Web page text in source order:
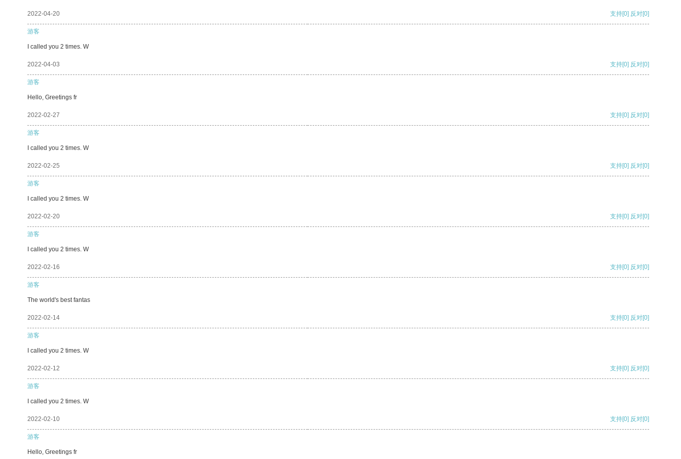
2022-04-20 支持[0] 反对[0]
游客
I called you 2 times. W
2022-04-03 支持[0] 反对[0]
游客
Hello, Greetings fr
2022-02-27 支持[0] 反对[0]
游客
I called you 2 times. W
2022-02-25 支持[0] 反对[0]
游客
I called you 2 times. W
2022-02-20 支持[0] 反对[0]
游客
I called you 2 times. W
2022-02-16 支持[0] 反对[0]
游客
The world's best fantas
2022-02-14 支持[0] 反对[0]
游客
I called you 2 times. W
2022-02-12 支持[0] 反对[0]
游客
I called you 2 times. W
2022-02-10 支持[0] 反对[0]
游客
Hello, Greetings fr